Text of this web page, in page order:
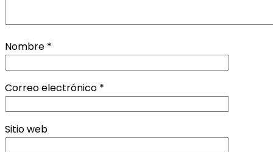
Nombre *
Correo electrónico *
Sitio web